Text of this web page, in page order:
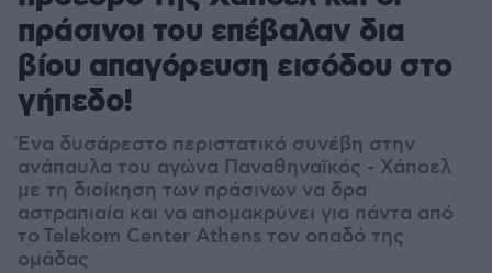
πράσινοι του επέβαλαν δια
βίου απαγόρευση εισόδου στο
γήπεδο!
Ένα δυσάρεστο περιστατικό συνέβη στην
ανάπαυλα του αγώνα Παναθηναϊκός - Χάποελ
με τη διοίκηση των πράσινων να δρα
αστραπιαία και να απομακρύνει για πάντα από
το Telekom Center Athens τον οπαδό της
ομάδας